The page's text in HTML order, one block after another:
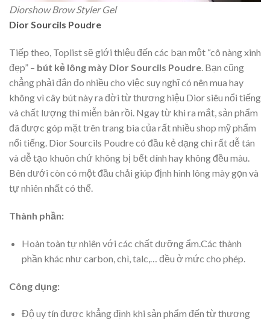
Diorshow Brow Styler Gel
Dior Sourcils Poudre
Tiếp theo, Toplist sẽ giới thiệu đến các bạn một “cô nàng xinh
đẹp” – bút kẻ lông mày Dior Sourcils Poudre. Bạn cũng
chẳng phải đắn đo nhiều cho việc suy nghĩ có nên mua hay
không vì cây bút này ra đời từ thương hiệu Dior siêu nổi tiếng
và chất lượng thì miễn bàn rồi. Ngay từ khi ra mắt, sản phẩm
đã được góp mặt trên trang bìa của rất nhiều shop mỹ phẩm
nổi tiếng. Dior Sourcils Poudre có đầu kẻ dạng chì rất dễ tán
và dễ tạo khuôn chứ không bị bết dính hay không đều màu.
Bên dưới còn có một đầu chải giúp định hình lông mày gọn và
tự nhiên nhất có thể.
Thành phần:
Hoàn toàn tự nhiên với các chất dưỡng ẩm.Các thành
phần khác như carbon, chì, talc,… đều ở mức cho phép.
Công dụng:
Độ uy tín được khẳng định khi sản phẩm đến từ thương